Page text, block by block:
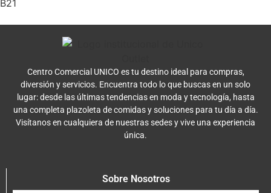
B21
Centro Comercial UNICO es tu destino ideal para compras,
diversión y servicios. Encuentra todo lo que buscas en un solo
lugar: desde las últimas tendencias en moda y tecnología, hasta
una completa plazoleta de comidas y soluciones para tu día a día.
Visítanos en cualquiera de nuestras sedes y vive una experiencia
única.
Sobre Nosotros